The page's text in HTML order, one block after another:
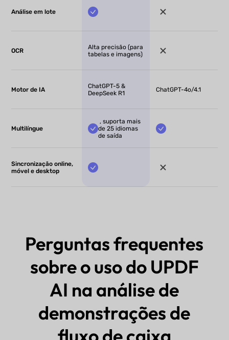
Análise em lote
OCR
Alta precisão (para
tabelas e imagens)
Motor de IA
ChatGPT-5 &
DeepSeek R1
ChatGPT-4o/4.1
Multilíngue
, suporta mais
de 25 idiomas
de saída
Sincronização online,
móvel e desktop
Perguntas frequentes
sobre o uso do UPDF
AI na análise de
demonstrações de